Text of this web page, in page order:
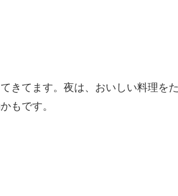
きてます。夜は、おいしい料理を
もです。